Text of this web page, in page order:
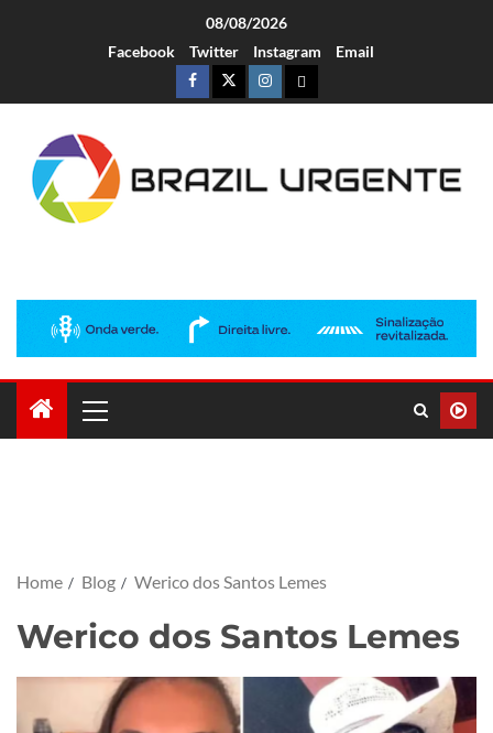
08/08/2026
Facebook
Twitter Instagram Email
Home Blog Werico dos Santos Lemes
Werico dos Santos Lemes